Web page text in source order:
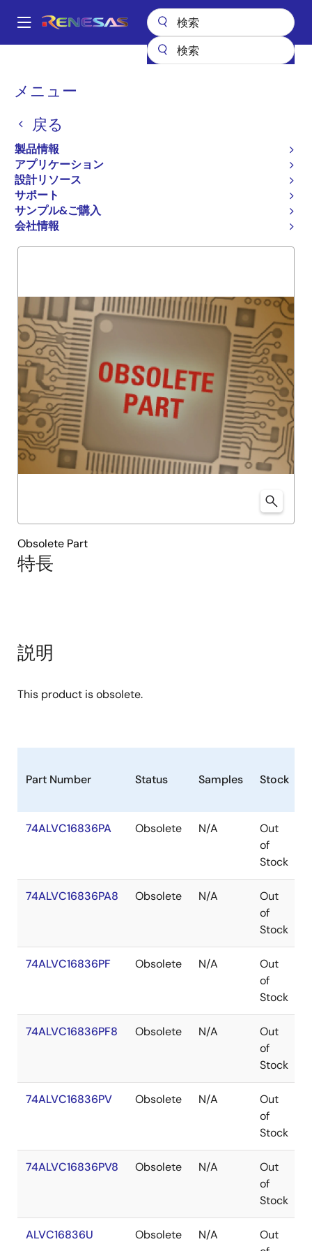
ン
Main
メニュー
戻る
製品情報
アプリケーション
設計リソース
サポート
サンプル&ご購入
会社情報
パ
く
ず
74ALVC16836
74ALVC16836
廃止品
20 BIT UNIVERSAL BUS DRIV
概要
特長
Obsolete Part
説明
This product is obsolete.
Part Number Status Samples Stock
74ALVC16836PA Obsolete N/A
Out
of
Stock
74ALVC16836PA8 Obsolete N/A
Out
of
Stock
74ALVC16836PF Obsolete N/A
Out
of
Stock
74ALVC16836PF8 Obsolete N/A
Out
of
Stock
74ALVC16836PV Obsolete N/A
Out
of
Stock
74ALVC16836PV8 Obsolete N/A
Out
of
Stock
ALVC16836U Obsolete N/A
Out